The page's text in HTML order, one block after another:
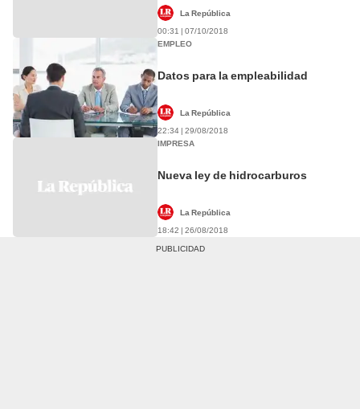
La República
00:31 | 07/10/2018
EMPLEO
Datos para la empleabilidad
La República
22:34 | 29/08/2018
IMPRESA
Nueva ley de hidrocarburos
La República
18:42 | 26/08/2018